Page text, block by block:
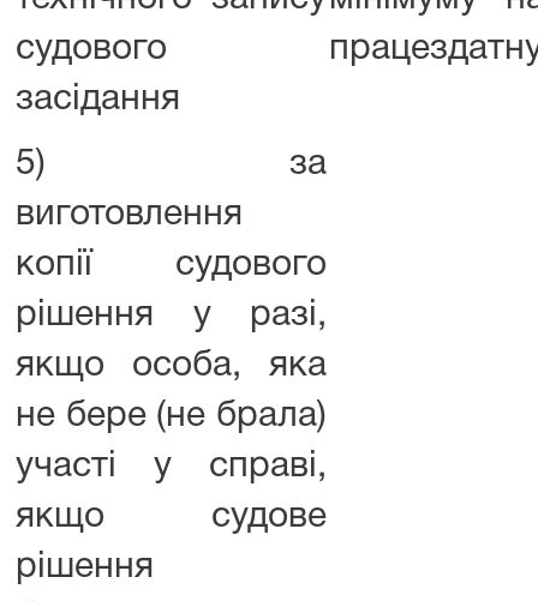
судового
засідання
5) за
виготовлення
копії судового
рішення у разі,
якщо особа, яка
не бере (не брала)
участі у справі,
якщо судове
рішення